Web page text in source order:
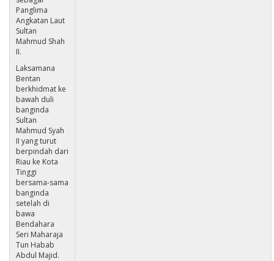
Panglima
Angkatan Laut
Sultan
Mahmud Shah
II.
Laksamana
Bentan
berkhidmat ke
bawah duli
banginda
Sultan
Mahmud Syah
II yang turut
berpindah dari
Riau ke Kota
Tinggi
bersama-sama
banginda
setelah di
bawa
Bendahara
Seri Maharaja
Tun Habab
Abdul Majid.